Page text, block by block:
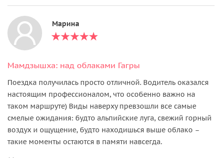
Марина
Мамдзышха: над облаками Гагры
Поездка получилась просто отличной. Водитель оказался
настоящим профессионалом, что особенно важно на
таком маршруте) Виды наверху превзошли все самые
смелые ожидания: будто альпийские луга, свежий горный
воздух и ощущение, будто находишься выше облако –
такие моменты остаются в памяти навсегда.